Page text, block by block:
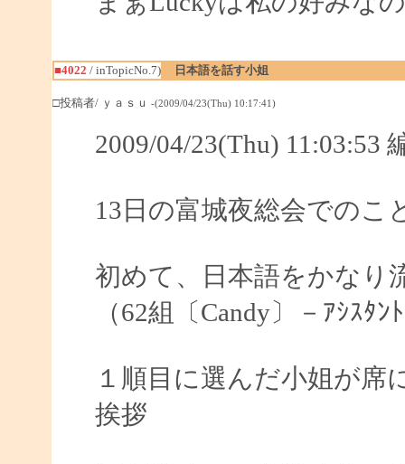
■4022 / inTopicNo.7) 日本語を話す小姐
□投稿者/ ｙａｓｕ -(2009/04/23(Thu) 10:17:41)
2009/04/23(Thu) 11:03:53
13日の富城夜総会でのこ
初めて、日本語をかなり
（62組〔Candy〕－ｱｼｽﾀﾝ
１順目に選んだ小姐が席
挨拶